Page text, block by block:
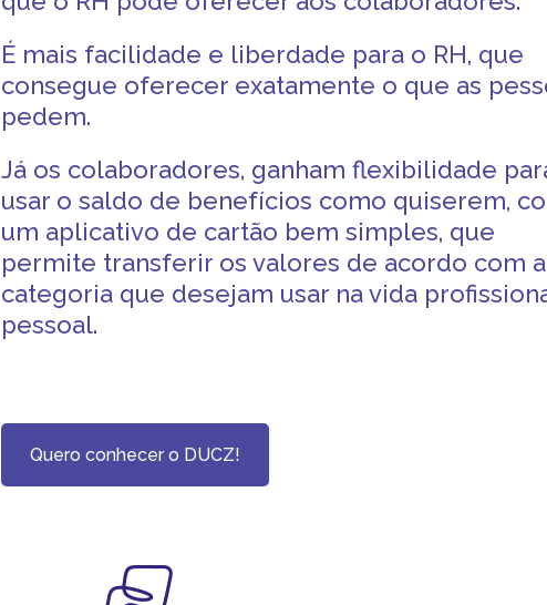
É mais facilidade e liberdade para o RH, que
consegue oferecer exatamente o que as
pedem.
Já os colaboradores, ganham flexibilidade
usar o saldo de benefícios como quiserem,
um aplicativo de cartão bem simples, que
permite transferir os valores de acordo com a
categoria que desejam usar na vida
pessoal.
Quero conhecer o DUCZ!